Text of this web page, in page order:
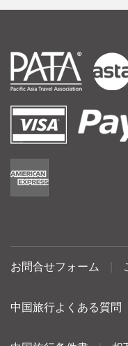
お問合せフォーム
中国旅行よくある質問